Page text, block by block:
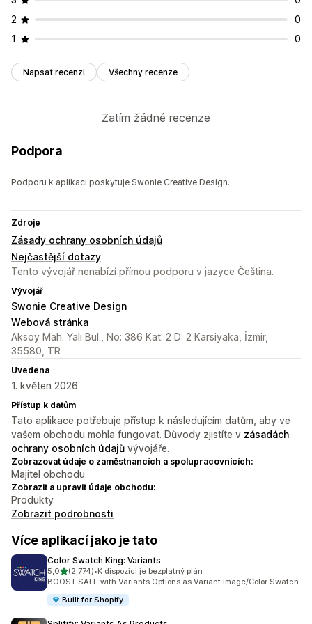
2
0
1
0
Napsat recenzi Všechny recenze
Zatím žádné recenze
Podpora
Podporu k aplikaci poskytuje Swonie Creative Design.
Zdroje
Zásady ochrany osobních údajů
Nejčastější dotazy
Tento vývojář nenabízí přímou podporu v jazyce Čeština.
Vývojář
Swonie Creative Design
Webová stránka
Aksoy Mah. Yalı Bul., No: 386 Kat: 2 D: 2 Karsiyaka, İzmir,
35580, TR
Uvedena
1. květen 2026
Přístup k datům
Tato aplikace potřebuje přístup k následujícím datům, aby ve
vašem obchodu mohla fungovat. Důvody zjistíte v zásadách
ochrany osobních údajů vývojáře.
Zobrazovat údaje o zaměstnancích a spolupracovnících:
Majitel obchodu
Zobrazit a upravit údaje obchodu:
Produkty
Zobrazit podrobnosti
Více aplikací jako je tato
Color Swatch King: Variants
5,0z 5 hvězd
(2 774)
Celkový počet recenzí: 2774
•K dispozici je bezplatný plán
BOOST SALE with Variants Options as Variant Image/Color Swatch
Built for Shopify